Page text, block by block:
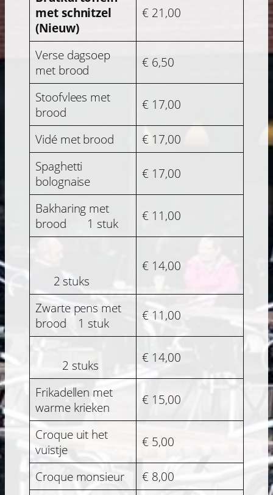
met schnitzel
(Nieuw)
€ 21,00
Verse dagsoep
met brood
€ 6,50
Stoofvlees met
brood
€ 17,00
Vidé met brood
€ 17,00
Spaghetti
bolognaise
€ 17,00
Bakharing met
brood 1 stuk
€ 11,00
2 stuks
€ 14,00
Zwarte pens met
brood 1 stuk
€ 11,00
2 stuks
€ 14,00
Frikadellen met
warme krieken
€ 15,00
Croque uit het
vuistje
€ 5,00
Croque monsieur
€ 8,00